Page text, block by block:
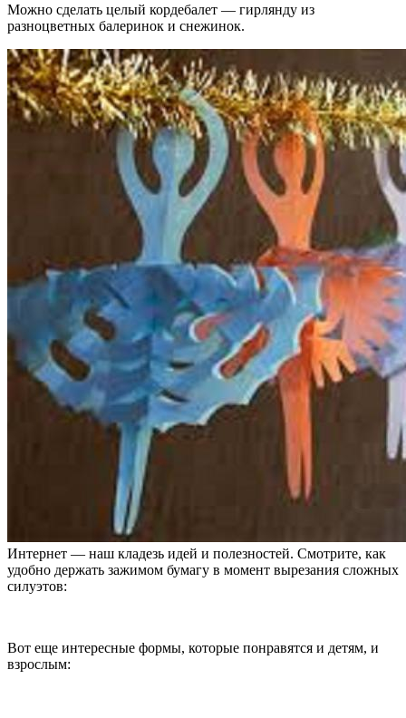
Можно сделать целый кордебалет — гирлянду из
разноцветных балеринок и снежинок.
Интернет — наш кладезь идей и полезностей. Смотрите, как
удобно держать зажимом бумагу в момент вырезания сложных
силуэтов:
Вот еще интересные формы, которые понравятся и детям, и
взрослым: